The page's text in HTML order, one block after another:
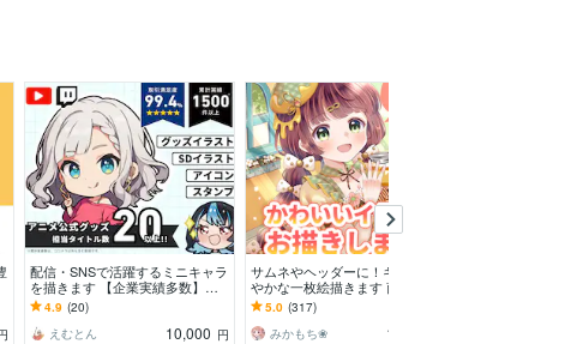
配信・SNSで活躍するミニキャラ
を描きます 【企業実績多数】ア
ニメ公式グッズ担当のプロが制作
します！
4.9 (20)
えむとん
10,000 円
サムネやヘッダーに！キラキラ華
やかな一枚絵描きます 商用OK！
淡くて可愛い小物や背景、衣装の
デザインも♪
5.0 (317)
みかもち❀
10,000